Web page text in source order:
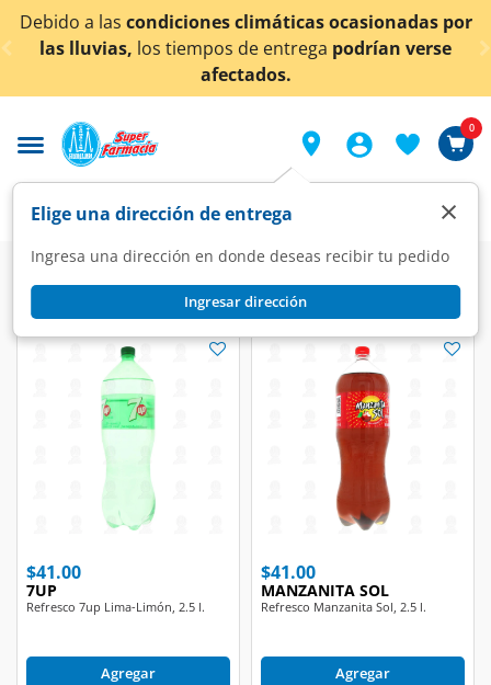
< div class="carousel-inner">
Debido a las condiciones climáticas ocasionadas por
las lluvias, los tiempos de entrega podrían verse
afectados.
Elige una dirección de entrega
Ingresa una dirección en donde deseas recibir tu pedido
Ingresar dirección
×
0
$41.00
7UP
Refresco 7up Lima-Limón, 2.5 l.
Agregar
$41.00
MANZANITA SOL
Refresco Manzanita Sol, 2.5 l.
Agregar